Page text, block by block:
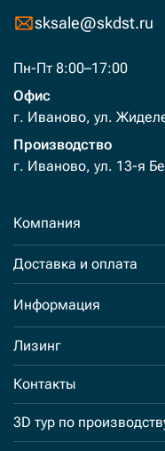
sksale@skdst.ru
Пн-Пт 8:00–17:00
Офис
г. Иваново, ул.
Производство
г. Иваново, ул. 13-я
Компания
Доставка и оплата
Информация
Лизинг
Контакты
3D тур по